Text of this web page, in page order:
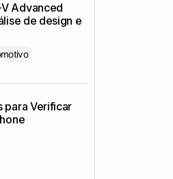
Advanced
de design e
para Verificar